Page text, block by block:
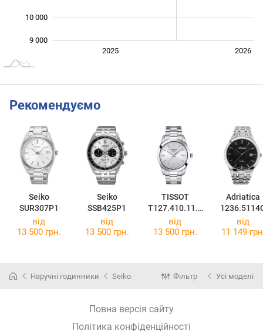
9 000
10 000
2025 2026
Рекомендуємо
Seiko
SUR307P1
Seiko
SSB425P1
TISSOT
T127.410.11.0
31.00
Adriatica
від
13 500 грн.
від
13 500 грн.
від
13 500 грн.
від
11 149
Наручні годинники Seiko Фільтр Усі моделі
Повна версія сайту
Політика конфіденційності